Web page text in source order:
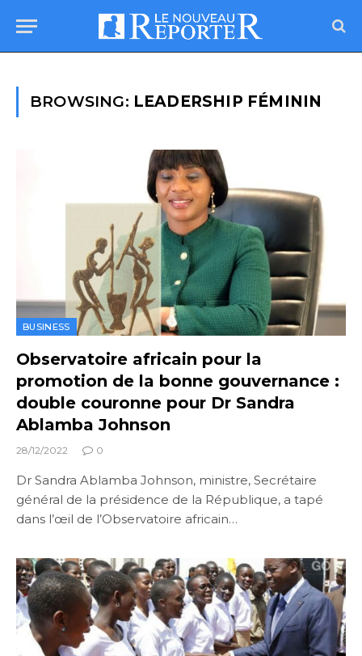
BROWSING: LEADERSHIP FÉMININ
BUSINESS
Observatoire africain pour la
promotion de la bonne gouvernance :
double couronne pour Dr Sandra
Ablamba Johnson
28/12/2022 0
Dr Sandra Ablamba Johnson, ministre, Secrétaire
général de la présidence de la République, a tapé
dans l’œil de l’Observatoire africain…